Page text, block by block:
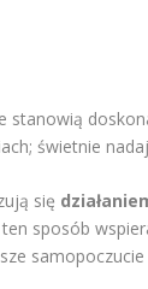
stanowią
świetnie
się
sposób